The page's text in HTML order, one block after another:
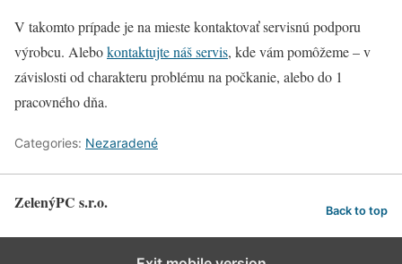
V takomto prípade je na mieste kontaktovať servisnú podporu
výrobcu. Alebokontaktujte náš servis, kde vám pomôžeme – v
závislosti od charakteru problému na počkanie, alebo do 1
pracovného dňa.
Categories: Nezaradené
ZelenýPC s.r.o. Back to top